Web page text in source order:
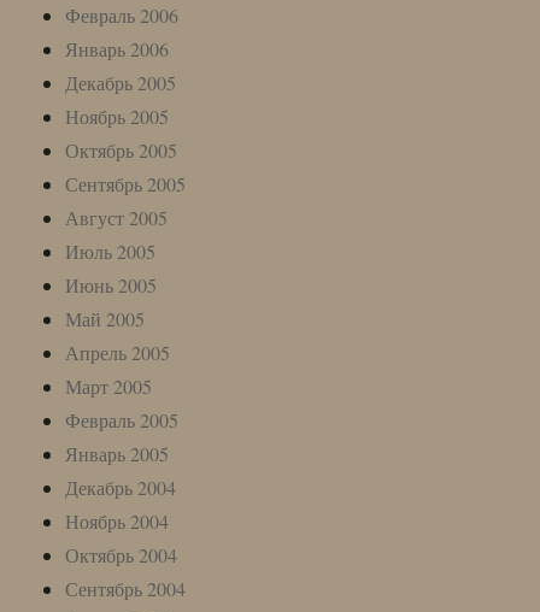
Февраль 2006
Январь 2006
Декабрь 2005
Ноябрь 2005
Октябрь 2005
Сентябрь 2005
Август 2005
Июль 2005
Июнь 2005
Май 2005
Апрель 2005
Март 2005
Февраль 2005
Январь 2005
Декабрь 2004
Ноябрь 2004
Октябрь 2004
Сентябрь 2004